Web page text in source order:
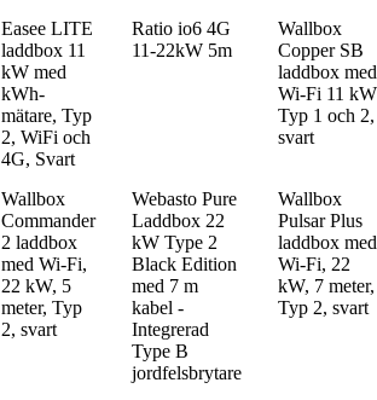
Easee LITE
laddbox 11
kW med
kWh-
mätare, Typ
2, WiFi och
4G, Svart
Ratio io6 4G
11-22kW 5m
Wallbox
Copper SB
laddbox med
Wi-Fi 11 kW
Typ 1 och 2,
svart
Wallbox
Commander
2 laddbox
med Wi-Fi,
22 kW, 5
meter, Typ
2, svart
Webasto Pure
Laddbox 22
kW Type 2
Black Edition
med 7 m
kabel -
Integrerad
Type B
jordfelsbrytare
Wallbox
Pulsar Plus
laddbox med
Wi-Fi, 22
kW, 7 meter,
Typ 2, svart